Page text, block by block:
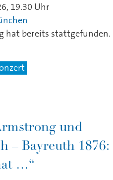
19.30 Uhr
hat bereits stattgefunden.
und
– Bayreuth 1876:
…“